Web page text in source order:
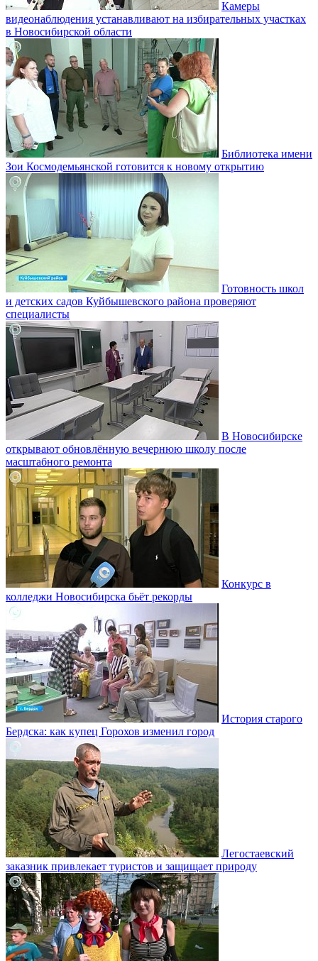
Камеры
видеонаблюдения устанавливают на избирательных участках
в Новосибирской области
Библиотека имени
Зои Космодемьянской готовится к новому открытию
Готовность школ
и детских садов Куйбышевского района проверяют
специалисты
В Новосибирске
открывают обновлённую вечернюю школу после
масштабного ремонта
Конкурс в
колледжи Новосибирска бьёт рекорды
История старого
Бердска: как купец Горохов изменил город
Легостаевский
заказник привлекает туристов и защищает природу